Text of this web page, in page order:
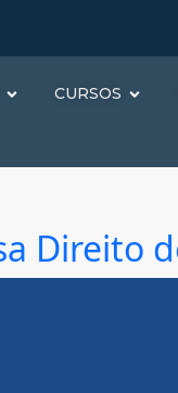
CURSOS
Direito